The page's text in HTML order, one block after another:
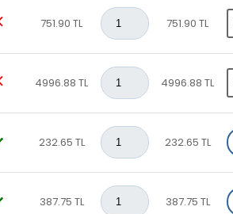
751.90 TL 751.90 TL
4996.88 TL 4996.88 TL
232.65 TL 232.65 TL
387.75 TL 387.75 TL
satın aldı